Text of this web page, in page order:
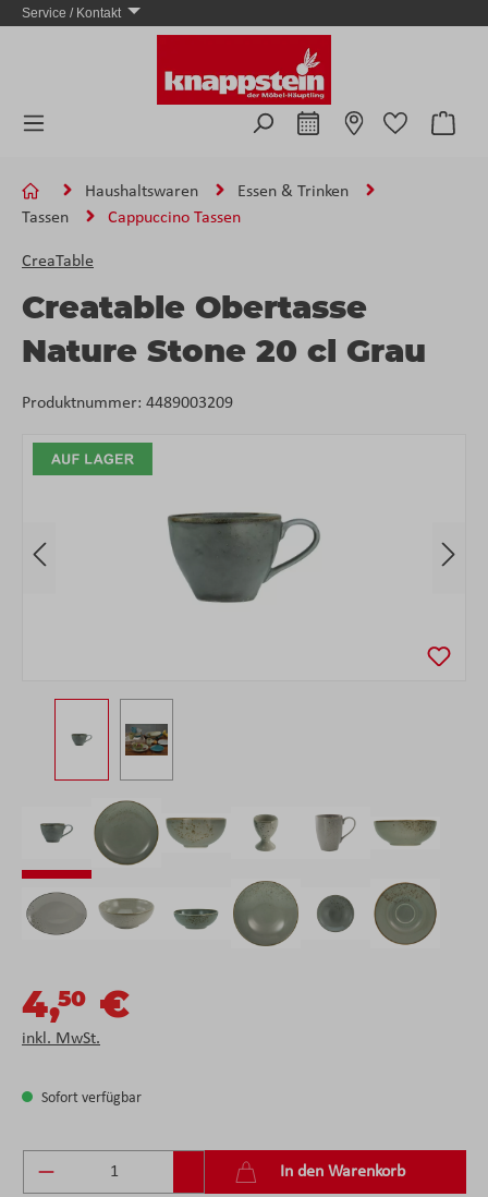
Zum Hauptinhalt springen
Service / Kontakt
Haushaltswaren
Essen & Trinken
Tassen
Cappuccino Tassen
Bildergalerie überspringen
CreaTable
Creatable Obertasse
Nature Stone 20 cl Grau
Produktnummer: 4489003209
4,50 €
inkl. MwSt.
Sofort verfügbar
Produkt Anzahl: Gib den gewünschten Wert
In den Warenkorb